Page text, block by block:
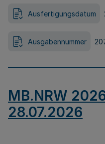
Ausfertigungsdatum
Ausgabennummer
MB.NRW
28.07.2026